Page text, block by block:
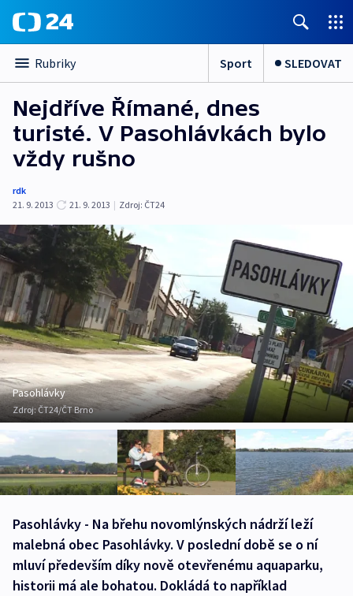
Rubriky Sport SLEDOVAT
Nejdříve Římané, dnes
turisté. V Pasohlávkách bylo
vždy rušno
rdk
21. 9. 2013
21. 9. 2013 | Zdroj: ČT24
Pasohlávky
Zdroj: ČT24/ČT Brno
Pasohlávky - Na břehu novomlýnských nádrží leží
malebná obec Pasohlávky. V poslední době se o ní
mluví především díky nově otevřenému aquaparku,
historii má ale bohatou. Dokládá to například